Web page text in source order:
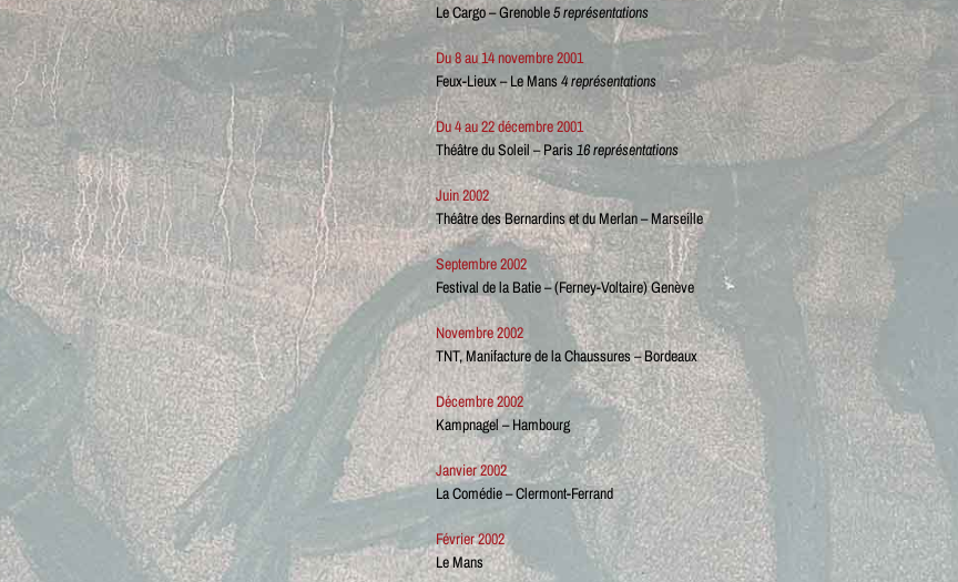
Le Cargo – Grenoble5 représentations
Du 8 au 14 novembre 2001
Feux-Lieux – Le Mans4 représentations
Du 4 au 22 décembre 2001
Théâtre du Soleil – Paris16 représentations
Juin 2002
Théâtre des Bernardins et du Merlan – Marseille
Septembre 2002
Festival de la Batie – (Ferney-Voltaire) Genève
Novembre 2002
TNT, Manifacture de la Chaussures – Bordeaux
Décembre 2002
Kampnagel – Hambourg
Janvier 2002
La Comédie – Clermont-Ferrand
Février 2002
Le Mans